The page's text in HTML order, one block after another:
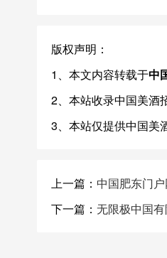
版权声明：
1、本文内容转载于中
2、本站收录中国美酒
3、本站仅提供中国美
上一篇： 中国肥东门
下一篇： 无限极中国